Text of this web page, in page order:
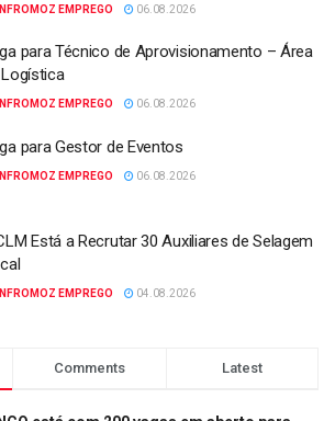
INFROMOZ EMPREGO 06.08.2026
para Técnico de Aprovisionamento – Área
INFROMOZ EMPREGO 06.08.2026
para Gestor de Eventos
INFROMOZ EMPREGO 06.08.2026
Está a Recrutar 30 Auxiliares de Selagem
INFROMOZ EMPREGO 04.08.2026
Comments Latest